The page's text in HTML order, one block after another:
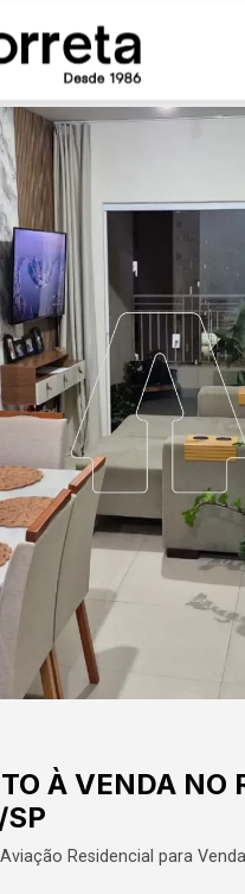
À VENDA NO
Aviação Residencial para